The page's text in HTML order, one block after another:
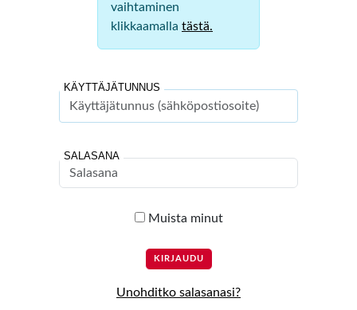
vaihtaminen
klikkaamalla tästä.
KÄYTTÄJÄTUNNUS
SALASANA
Muista minut
Unohditko salasanasi?